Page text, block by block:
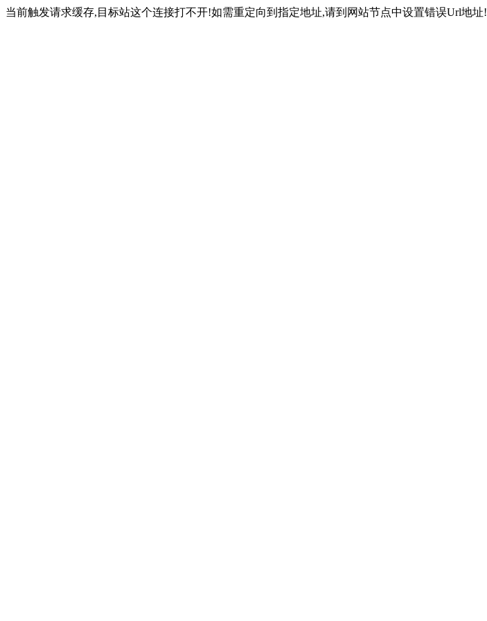
当前触发请求缓存,目标站这个连接打不开!如需重定向到指定地址,请到网站节点中设置错误Url地址!